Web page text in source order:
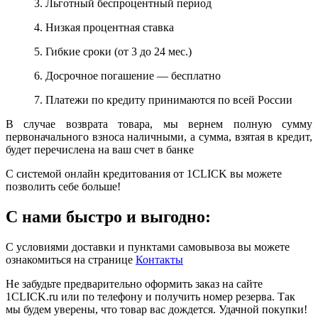
3. Льготный беспроцентный период
4. Низкая процентная ставка
5. Гибкие сроки (от 3 до 24 мес.)
6. Досрочное погашение — бесплатно
7. Платежи по кредиту принимаются по всей России
В случае возврата товара, мы вернем полную сумму
первоначального взноса наличными, а сумма, взятая в кредит,
будет перечислена на ваш счет в банке
С системой онлайн кредитования от 1CLICK вы можете
позволить себе больше!
С нами быстро и выгодно:
С условиями доставки и пунктами самовывоза вы можете
ознакомиться на странице Контакты
Не забудьте предварительно оформить заказ на сайте
1CLICK.ru или по телефону и получить номер резерва. Так
мы будем уверены, что товар вас дождется. Удачной покупки!